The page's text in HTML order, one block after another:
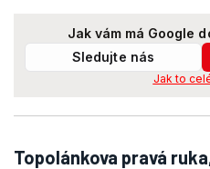
Jak vám má Google
Sledujte nás
Jak to
Topolánkova pravá